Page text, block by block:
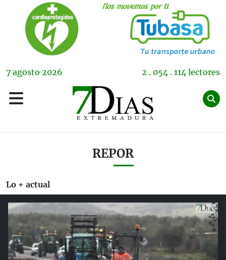
7 agosto 2026 2 . 054 . 114 lectores
REPOR
Lo + actual